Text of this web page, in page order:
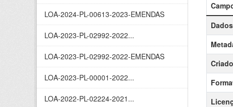
LOA-2024-PL-00613-2023-EMENDAS
LOA-2023-PL-02992-2022...
LOA-2023-PL-02992-2022-EMENDAS
LOA-2023-PL-00001-2022...
LOA-2022-PL-02224-2021...
Criado